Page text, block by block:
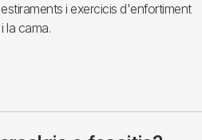
i exercicis d'enfortiment
la cama.